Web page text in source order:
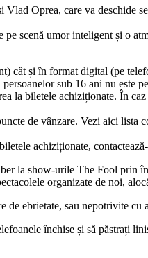
Oprea, care va deschide
scenă umor inteligent și o
cât și în format digital (pe
sub 16 ani nu este
la biletele achiziționate. În
de vânzare. Vezi aici lista
achiziționate,
la show-urile The Fool prin
organizate de noi,
de ebrietate, sau nepotrivite cu
închise și să păstrați